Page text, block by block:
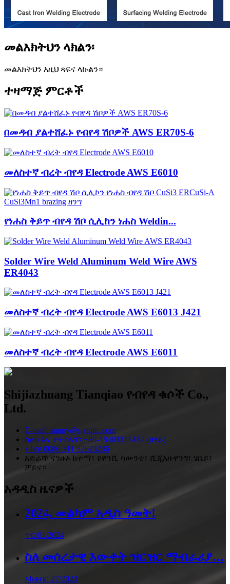
መልእክትህን ላክልን፡
መልእክትህን እዚህ ጻፍና ላኩልን።
ተዛማጅ ምርቶች
በመዳብ ያልተሸፈኑ የብየዳ ሽቦዎች AWS ER70S-6
መለስተኛ ብረት ብየዳ Electrode AWS E6010
የነሐስ ቅይጥ ብየዳ ሽቦ ሲሊከን ነሐስ Weldin...
Solder Wire Weld Aluminum Weld Wire AWS
ER4043
መለስተኛ ብረት ብየዳ Electrode AWS E6013 J421
መለስተኛ ብረት ብየዳ Electrode AWS E6011
Shijiazhuang Tianqiao የብየዳ ቁሶች Co.,
Ltd.
E-mail: sunny@sjztqhc.com
ስልክ እና ዋትስአፕ፡ +86-18403311434 (ፀሃይ)
ፋክስ፡ 0086 311 82623236
አድራሻ፡ ናንዙኦ ከተማ፣ ዩዋንሺ ካውንቲ፣ ሺጂአዙዋንግ፣ ሄቤይ፣
ቻይና።
አዳዲስ ዜናዎች
2024, መልካም አዲስ ዓመት!
ጥር/01/2024
ስለ መሰረታዊ እውቀት ዝርዝር ማብራሪያ…
ኦክቶበር 27/2023